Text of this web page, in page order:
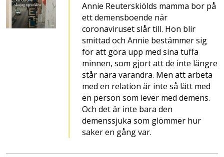
Annie Reuterskiölds mamma bor på
ett demensboende när
coronaviruset slår till. Hon blir
smittad och Annie bestämmer sig
för att göra upp med sina tuffa
minnen, som gjort att de inte längre
står nära varandra. Men att arbeta
med en relation är inte så lätt med
en person som lever med demens.
Och det är inte bara den
demenssjuka som glömmer hur
saker en gång var.